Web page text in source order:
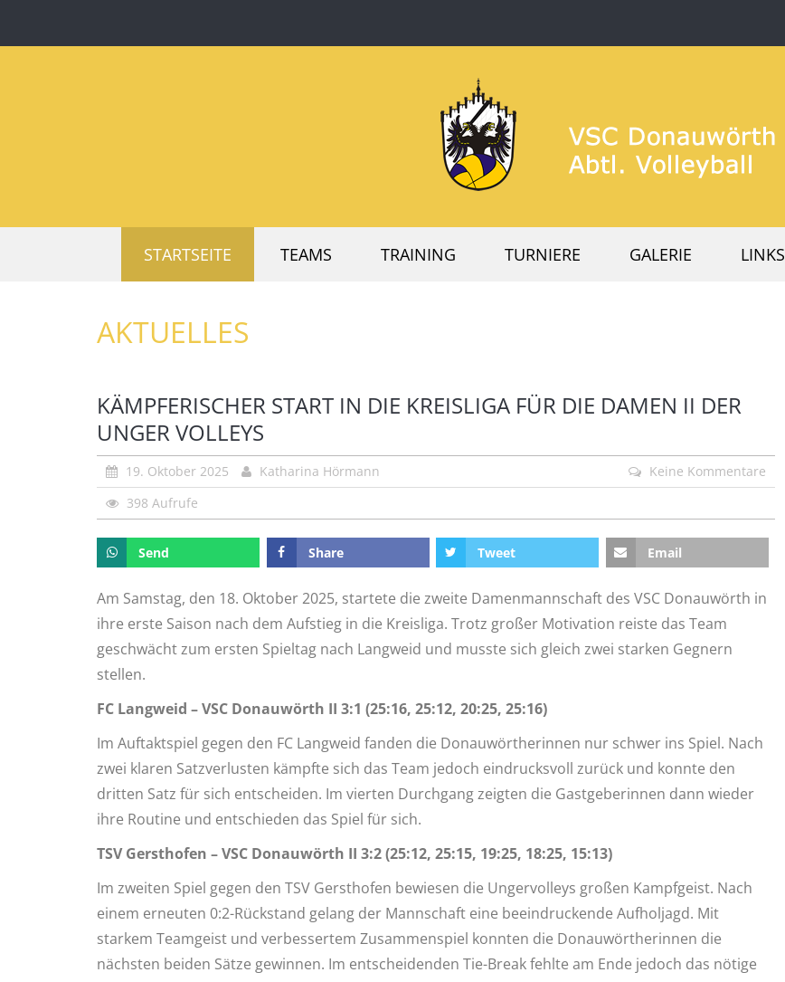
STARTSEITE TEAMS TRAINING TURNIERE GALERIE LINKS
AKTUELLES
KÄMPFERISCHER START IN DIE KREISLIGA FÜR DIE DAMEN II DER
UNGER VOLLEYS
19. Oktober 2025 Katharina Hörmann
Keine Kommentare
398 Aufrufe
Send Share Tweet Email
Am Samstag, den 18. Oktober 2025, startete die zweite Damenmannschaft des VSC Donauwörth in
ihre erste Saison nach dem Aufstieg in die Kreisliga. Trotz großer Motivation reiste das Team
geschwächt zum ersten Spieltag nach Langweid und musste sich gleich zwei starken Gegnern
stellen.
FC Langweid – VSC Donauwörth II 3:1 (25:16, 25:12, 20:25, 25:16)
Im Auftaktspiel gegen den FC Langweid fanden die Donauwörtherinnen nur schwer ins Spiel. Nach
zwei klaren Satzverlusten kämpfte sich das Team jedoch eindrucksvoll zurück und konnte den
dritten Satz für sich entscheiden. Im vierten Durchgang zeigten die Gastgeberinnen dann wieder
ihre Routine und entschieden das Spiel für sich.
TSV Gersthofen – VSC Donauwörth II 3:2 (25:12, 25:15, 19:25, 18:25, 15:13)
Im zweiten Spiel gegen den TSV Gersthofen bewiesen die Ungervolleys großen Kampfgeist. Nach
einem erneuten 0:2-Rückstand gelang der Mannschaft eine beeindruckende Aufholjagd. Mit
starkem Teamgeist und verbessertem Zusammenspiel konnten die Donauwörtherinnen die
nächsten beiden Sätze gewinnen. Im entscheidenden Tie-Break fehlte am Ende jedoch das nötige